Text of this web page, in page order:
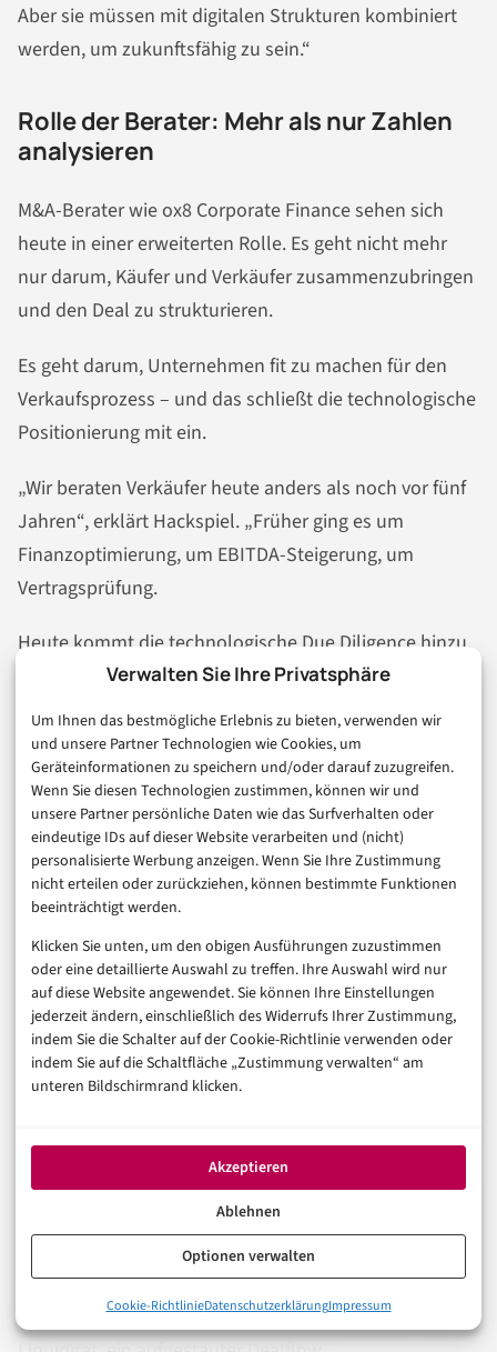
Verwalten Sie Ihre Privatsphäre
Um Ihnen das bestmögliche Erlebnis zu bieten, verwenden wir
und unsere Partner Technologien wie Cookies, um
Geräteinformationen zu speichern und/oder darauf zuzugreifen.
Wenn Sie diesen Technologien zustimmen, können wir und
unsere Partner persönliche Daten wie das Surfverhalten oder
eindeutige IDs auf dieser Website verarbeiten und (nicht)
personalisierte Werbung anzeigen. Wenn Sie Ihre Zustimmung
nicht erteilen oder zurückziehen, können bestimmte Funktionen
beeinträchtigt werden.
Klicken Sie unten, um den obigen Ausführungen zuzustimmen
oder eine detaillierte Auswahl zu treffen. Ihre Auswahl wird nur
auf diese Website angewendet. Sie können Ihre Einstellungen
jederzeit ändern, einschließlich des Widerrufs Ihrer Zustimmung,
indem Sie die Schalter auf der Cookie-Richtlinie verwenden oder
indem Sie auf die Schaltfläche „Zustimmung verwalten“ am
unteren Bildschirmrand klicken.
Akzeptieren
Ablehnen
Optionen verwalten
Cookie-RichtlinieDatenschutzerklärungImpressum
Aber sie müssen mit digitalen Strukturen kombiniert
werden, um zukunftsfähig zu sein.“
Rolle der Berater: Mehr als nur Zahlen
analysieren
M&A-Berater wie ox8 Corporate Finance sehen sich
heute in einer erweiterten Rolle. Es geht nicht mehr
nur darum, Käufer und Verkäufer zusammenzubringen
und den Deal zu strukturieren.
Es geht darum, Unternehmen fit zu machen für den
Verkaufsprozess – und das schließt die technologische
Positionierung mit ein.
„Wir beraten Verkäufer heute anders als noch vor fünf
Jahren“, erklärt Hackspiel. „Früher ging es um
Finanzoptimierung, um EBITDA-Steigerung, um
Vertragsprüfung.
Heute kommt die technologische Due Diligence hinzu.
Wir fragen: Wo stehen Sie bei der Digitalisierung?
Wo bei KI? Und wie können Sie das glaubwürdig
darstellen?“
Das erfordert ein breiteres Kompetenzspektrum. M&A-
Beraterinnen und -Berater müssen heute nicht nur
Finanzexpertise mitbringen, sondern auch ein
Verständnis für Technologie, Daten und
Automatisierung.
Wer das nicht kann, wird in den kommenden Jahren
an Bedeutung verlieren.
der M&A-Markt weiter?
2026 ist ein Wendejahr. Das sagen Wagner und
Hackspiel nicht nur, weil es gut klingt, sondern weil die
Rahmenbedingungen passen: Sinkende Zinsen, hohe
Deal-Stau: Viel Kapital, wenig Qualität